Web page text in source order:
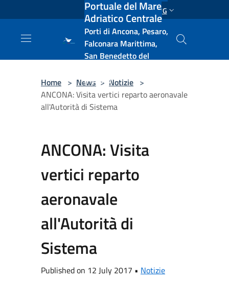
Salta al contenuto principale ENG
Portuale del Mare
Adriatico Centrale
Porti di Ancona, Pesaro,
Falconara Marittima,
San Benedetto del
e Vasto
Home > News > Notizie >
ANCONA: Visita vertici reparto aeronavale
all'Autorità di Sistema
ANCONA: Visita
vertici reparto
aeronavale
all'Autorità di
Sistema
Published on 12 July 2017 • Notizie